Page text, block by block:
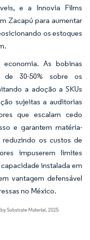
e a Innovia Films
Zacapú para aumentar
os estoques
As bobinas
de 30-50% sobre os
a adoção a SKUs
sujeitas a auditorias
que escalam cedo
e garantem matéria-
os custos de
impuserem limites
instalada em
vantagem defensável
no México.